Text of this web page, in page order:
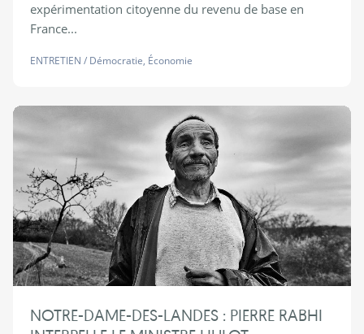
expérimentation citoyenne du revenu de base en
France...
ENTRETIEN / Démocratie, Économie
NOTRE-DAME-DES-LANDES : PIERRE RABHI